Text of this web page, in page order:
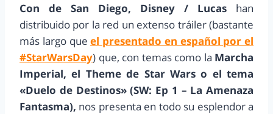
Con de San Diego, Disney / Lucas han
distribuido por la red un extenso tráiler (bastante
más largo queel presentado en español por el
#StarWarsDay) que, con temas como la Marcha
Imperial, el Theme de Star Wars o el tema
«Duelo de Destinos» (SW: Ep 1 – La Amenaza
Fantasma), nos presenta en todo su esplendor a